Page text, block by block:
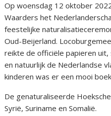
Op woensdag 12 oktober
Waarders het
feestelijke
Oud-Beijerland.
reikte de officiële papieren
en natuurlijk de Nederlandse
kinderen was er een mooi
De genaturaliseerde
Syrië, Suriname en Somalië.